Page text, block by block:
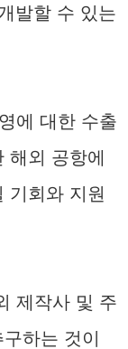
발할 수 있는
에 대한 수출
외 공항에
기회와 지원
제작사 및 주
하는 것이